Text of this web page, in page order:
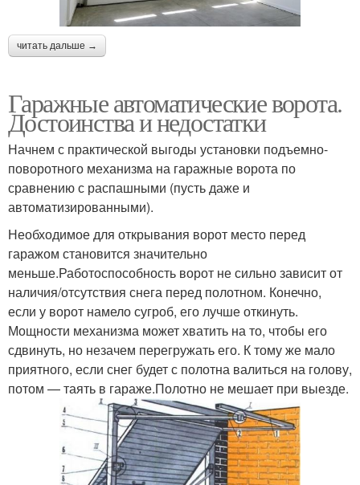
читать дальше →
Гаражные автоматические ворота.
Достоинства и недостатки
Начнем с практической выгоды установки подъемно-
поворотного механизма на гаражные ворота по
сравнению с распашными (пусть даже и
автоматизированными).
Необходимое для открывания ворот место перед
гаражом становится значительно
меньше.Работоспособность ворот не сильно зависит от
наличия/отсутствия снега перед полотном. Конечно,
если у ворот намело сугроб, его лучше откинуть.
Мощности механизма может хватить на то, чтобы его
сдвинуть, но незачем перегружать его. К тому же мало
приятного, если снег будет с полотна валиться на голову,
потом — таять в гараже.Полотно не мешает при выезде.